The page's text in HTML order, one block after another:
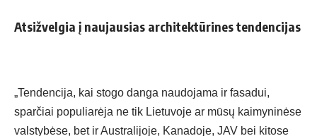
Atsižvelgia į naujausias architektūrines tendencijas
„Tendencija, kai stogo danga naudojama ir fasadui,
sparčiai populiarėja ne tik Lietuvoje ar mūsų kaimyninėse
valstybėse, bet ir Australijoje, Kanadoje, JAV bei kitose